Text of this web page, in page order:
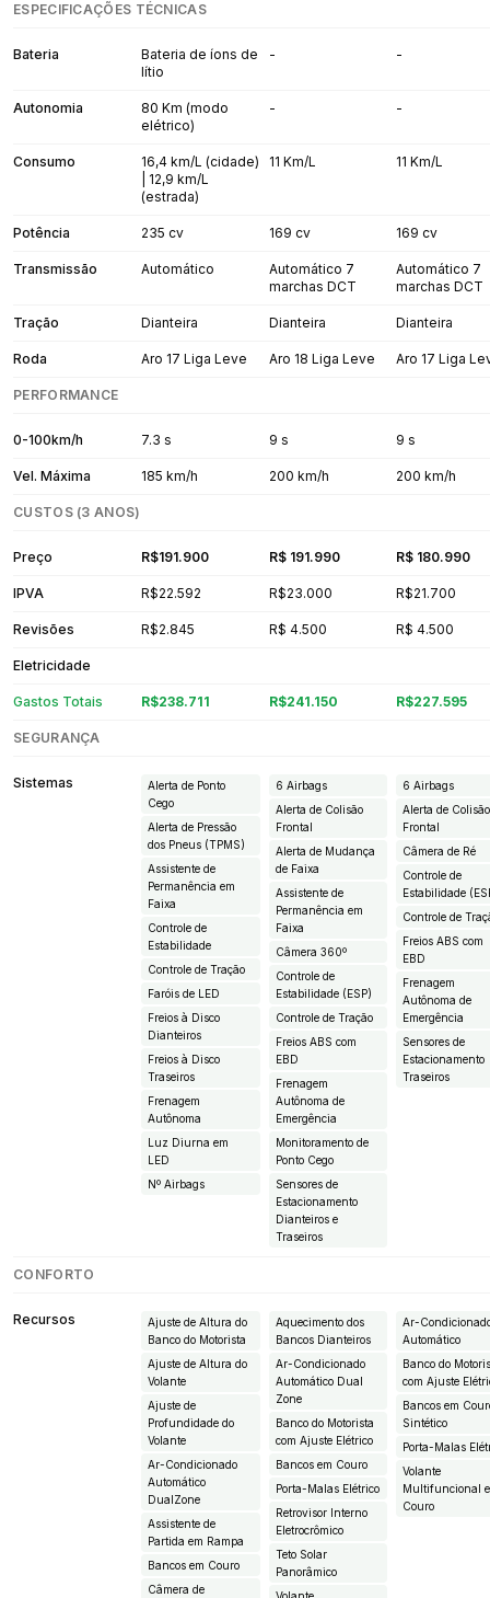
ESPECIFICAÇÕES TÉCNICAS
Bateria
Bateria de íons de
lítio
- -
Autonomia
80 Km (modo
elétrico)
- -
Consumo
16,4 km/L (cidade)
| 12,9 km/L
(estrada)
11 Km/L 11 Km/L
Potência 235 cv 169 cv 169 cv
Transmissão Automático
Automático 7
marchas DCT
Automático 7
marchas DCT
Tração Dianteira Dianteira Dianteira
Roda Aro 17 Liga Leve Aro 18 Liga Leve Aro 17 Liga
PERFORMANCE
0-100km/h 7.3 s 9 s 9 s
Vel. Máxima 185 km/h 200 km/h 200 km/h
CUSTOS (3 ANOS)
Preço R$191.900 R$ 191.990 R$ 180.990
IPVA R$22.592 R$23.000 R$21.700
Revisões R$2.845 R$ 4.500 R$ 4.500
Eletricidade
Gastos Totais R$238.711 R$241.150 R$227.595
SEGURANÇA
Sistemas
Alerta de Ponto
Cego
Alerta de Pressão
dos Pneus (TPMS)
Assistente de
Permanência em
Faixa
Controle de
Estabilidade
Controle de Tração
Faróis de LED
Freios à Disco
Dianteiros
Freios à Disco
Traseiros
Frenagem
Autônoma
Luz Diurna em
LED
Nº Airbags
6 Airbags
Alerta de Colisão
Frontal
Alerta de Mudança
de Faixa
Assistente de
Permanência em
Faixa
Câmera 360º
Controle de
Estabilidade (ESP)
Controle de Tração
Freios ABS com
EBD
Frenagem
Autônoma de
Emergência
Monitoramento de
Ponto Cego
Sensores de
Estacionamento
Dianteiros e
Traseiros
6 Airbags
Alerta de Colisão
Frontal
Câmera de Ré
Controle de
Estabilidade
Controle de
Freios ABS com
EBD
Frenagem
Autônoma de
Emergência
Sensores de
Estacionamento
Traseiros
CONFORTO
Recursos
Ajuste de Altura do
Banco do Motorista
Ajuste de Altura do
Volante
Ajuste de
Profundidade do
Volante
Ar-Condicionado
Automático
DualZone
Assistente de
Partida em Rampa
Bancos em Couro
Câmera de
Aquecimento dos
Bancos Dianteiros
Ar-Condicionado
Automático Dual
Zone
Banco do Motorista
com Ajuste Elétrico
Bancos em Couro
Porta-Malas Elétrico
Retrovisor Interno
Eletrocrômico
Teto Solar
Panorâmico
Ar-
Automático
Banco do
com Ajuste
Bancos em
Sintético
Porta-Malas
Volante
Multifuncional
Couro